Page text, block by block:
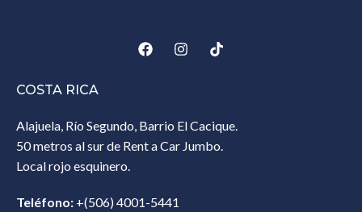
COSTA RICA
Alajuela, Río Segundo, Barrio El Cacique.
50 metros al sur de Rent a Car Jumbo.
Local rojo esquinero.
Teléfono: +(506) 4001-5441